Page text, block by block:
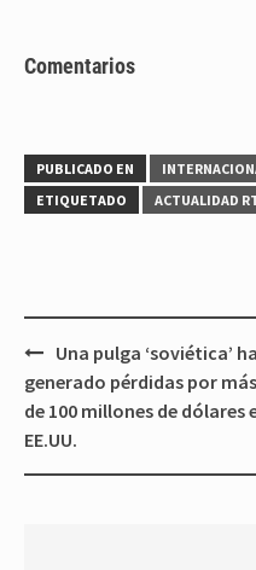
Comentarios
PUBLICADO EN
ETIQUETADO
ACTUALIDAD
Navegación
de
entradas
Una pulga ‘soviética’ ha
generado pérdidas por más
de 100 millones de dólares
EE.UU.